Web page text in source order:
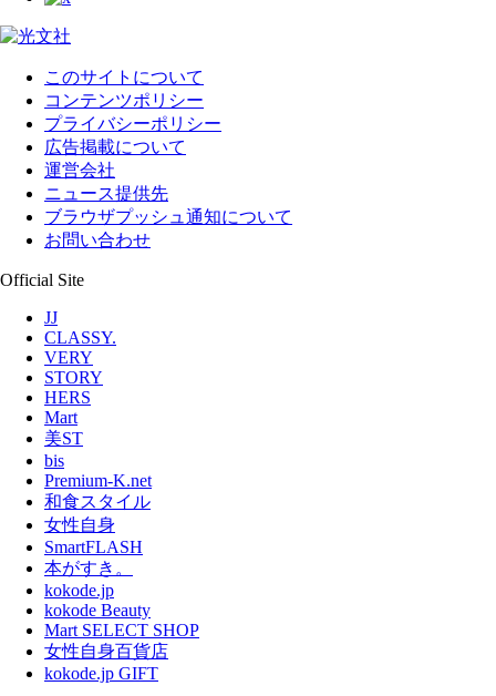
このサイトについて
コンテンツポリシー
プライバシーポリシー
広告掲載について
運営会社
ニュース提供先
ブラウザプッシュ通知について
お問い合わせ
Official Site
JJ
CLASSY.
VERY
STORY
HERS
Mart
美ST
bis
Premium-K.net
和食スタイル
女性自身
SmartFLASH
本がすき。
kokode.jp
kokode Beauty
Mart SELECT SHOP
女性自身百貨店
kokode.jp GIFT